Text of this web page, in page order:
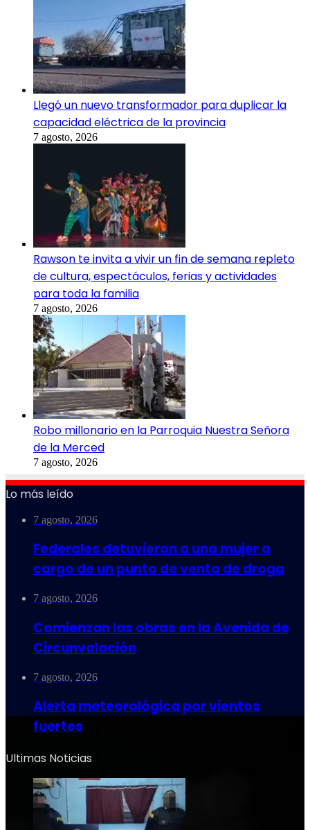
Llegó un nuevo transformador para duplicar la
capacidad eléctrica de la provincia
7 agosto, 2026
Rawson te invita a vivir un fin de semana repleto
de cultura, espectáculos, ferias y actividades
para toda la familia
7 agosto, 2026
Robo millonario en la Parroquia Nuestra Señora
de la Merced
7 agosto, 2026
Lo más leído
7 agosto, 2026
Federales detuvieron a una mujer a
cargo de un punto de venta de droga
7 agosto, 2026
Comienzan las obras en la Avenida de
Circunvalación
7 agosto, 2026
Alerta meteorológica por vientos
fuertes
Ultimas Noticias